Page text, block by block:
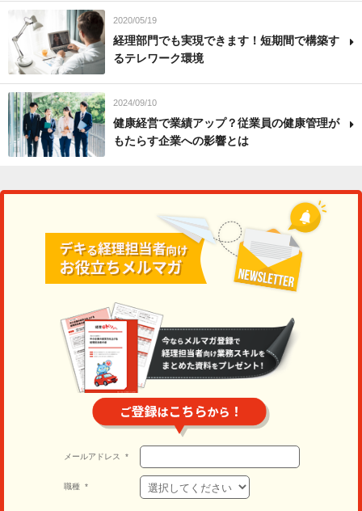
2020/05/19
経理部門でも実現できます！短期間で構築す
るテレワーク環境
2024/09/10
健康経営で業績アップ？従業員の健康管理が
もたらす企業への影響とは